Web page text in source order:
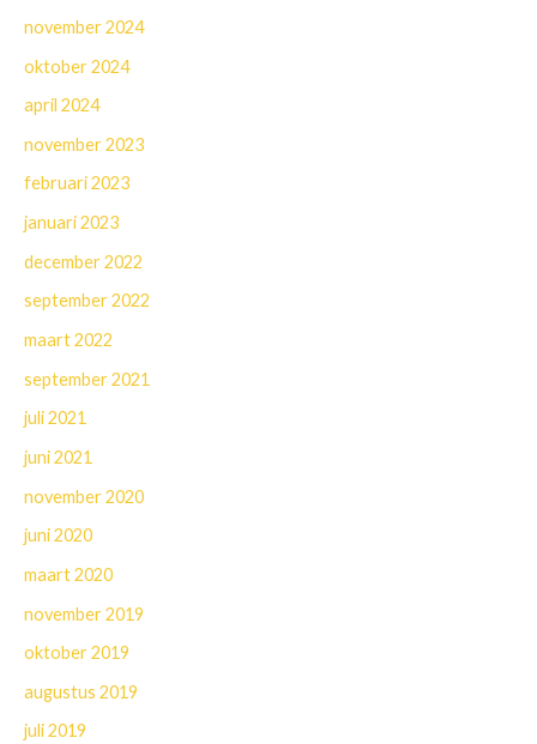
november 2024
oktober 2024
april 2024
november 2023
februari 2023
januari 2023
december 2022
september 2022
maart 2022
september 2021
juli 2021
juni 2021
november 2020
juni 2020
maart 2020
november 2019
oktober 2019
augustus 2019
juli 2019